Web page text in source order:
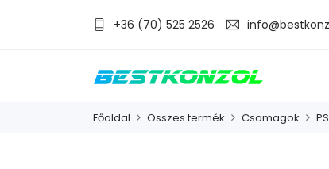
+36 (70) 525 2526
Főoldal Összes termék Csomagok